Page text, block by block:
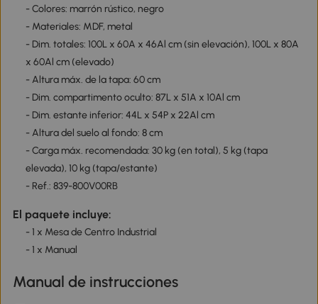
- Colores: marrón rústico, negro
- Materiales: MDF, metal
- Dim. totales: 100L x 60A x 46Al cm (sin elevación), 100L x 80A
x 60Al cm (elevado)
- Altura máx. de la tapa: 60 cm
- Dim. compartimento oculto: 87L x 51A x 10Al cm
- Dim. estante inferior: 44L x 54P x 22Al cm
- Altura del suelo al fondo: 8 cm
- Carga máx. recomendada: 30 kg (en total), 5 kg (tapa
elevada), 10 kg (tapa/estante)
- Ref.: 839-800V00RB
El paquete incluye:
- 1 x Mesa de Centro Industrial
- 1 x Manual
Manual de instrucciones